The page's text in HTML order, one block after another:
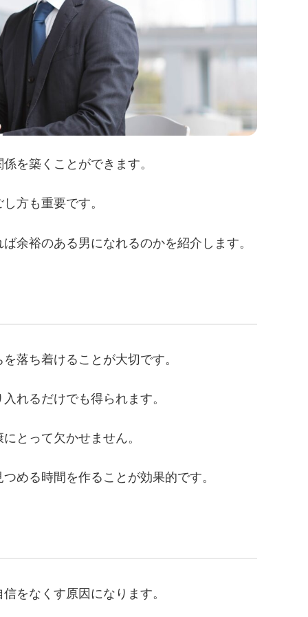
を築くことができます。
方も重要です。
余裕のある男になれるのかを紹介します。
落ち着けることが大切です。
れるだけでも得られます。
とって欠かせません。
める時間を作ることが効果的です。
をなくす原因になります。